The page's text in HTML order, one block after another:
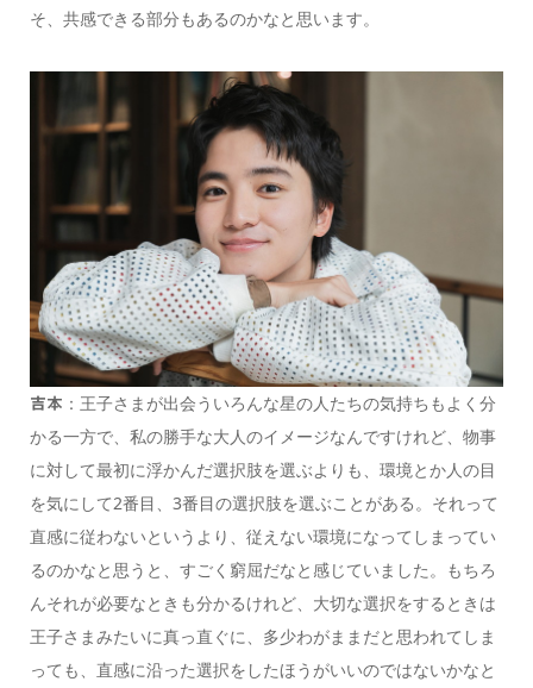
そ、共感できる部分もあるのかなと思います。
吉本 ：王子さまが出会ういろんな星の人たちの気持ちもよく分
かる一方で、私の勝手な大人のイメージなんですけれど、物事
に対して最初に浮かんだ選択肢を選ぶよりも、環境とか人の目
を気にして2番目、3番目の選択肢を選ぶことがある。それって
直感に従わないというより、従えない環境になってしまってい
るのかなと思うと、すごく窮屈だなと感じていました。もちろ
んそれが必要なときも分かるけれど、大切な選択をするときは
王子さまみたいに真っ直ぐに、多少わがままだと思われてしま
っても、直感に沿った選択をしたほうがいいのではないかなと